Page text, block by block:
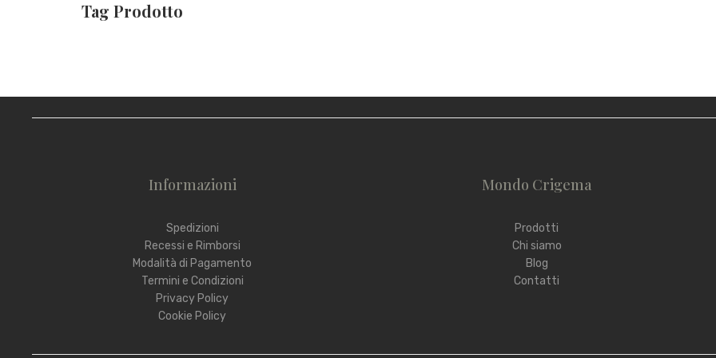
Tag Prodotto
Informazioni
Spedizioni
Recessi e Rimborsi
Modalità di Pagamento
Termini e Condizioni
Privacy Policy
Cookie Policy
Mondo Crigema
Prodotti
Chi siamo
Blog
Contatti